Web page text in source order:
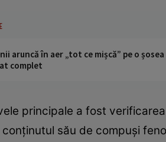
aruncă în aer „tot ce mișcă” pe o
complet
principale a fost
său de compuşi